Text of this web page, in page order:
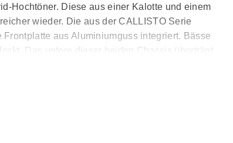
Hochtöner. Diese aus einer Kalotte und einem
wieder. Die aus der CALLISTO Serie
aus Aluminiumguss integriert. Bässe
Das untere dieser beiden Chassis überträgt